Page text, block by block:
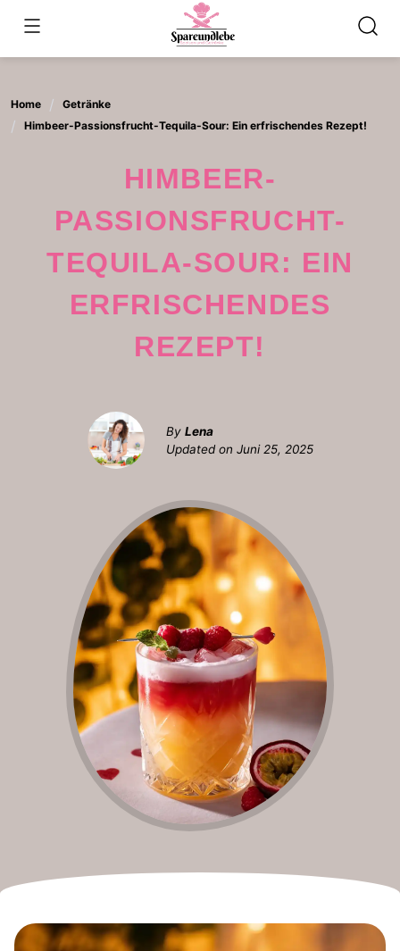
content
Home
Getränke
Himbeer-Passionsfrucht-Tequila-Sour: Ein erfrischendes Rezept!
HIMBEER-
PASSIONSFRUCHT-
TEQUILA-SOUR: EIN
ERFRISCHENDES
REZEPT!
By Lena
Updated on Juni 25, 2025